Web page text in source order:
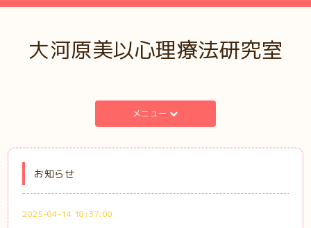
大河原美以心理療法研究室
メニュー
お知らせ
2025-04-14 18:37:00